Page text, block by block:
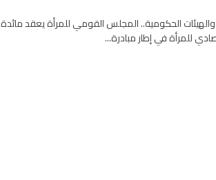
الحكومية.. المجلس القومي للمرأة يعقد مائدة
للمرأة في إطار مبادرة...